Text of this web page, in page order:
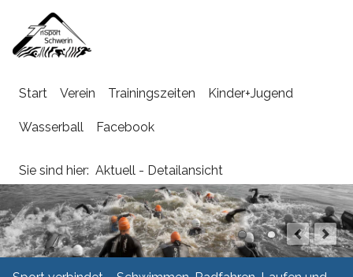
überspringen
Start Verein Trainingszeiten Kinder+Jugend
Wasserball Facebook
Sie sind hier: Aktuell - Detailansicht